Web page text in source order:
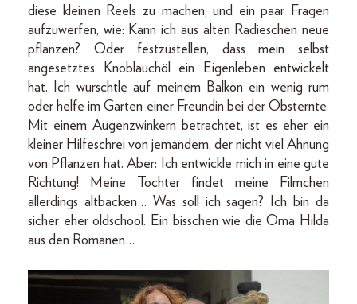
diese kleinen Reels zu machen, und ein paar Fragen
aufzuwerfen, wie: Kann ich aus alten Radieschen neue
pflanzen? Oder festzustellen, dass mein selbst
angesetztes Knoblauchöl ein Eigenleben entwickelt
hat. Ich wurschtle auf meinem Balkon ein wenig rum
oder helfe im Garten einer Freundin bei der Obsternte.
Mit einem Augenzwinkern betrachtet, ist es eher ein
kleiner Hilfeschrei von jemandem, der nicht viel Ahnung
von Pflanzen hat. Aber: Ich entwickle mich in eine gute
Richtung! Meine Tochter findet meine Filmchen
allerdings altbacken… Was soll ich sagen? Ich bin da
sicher eher oldschool. Ein bisschen wie die Oma Hilda
aus den Romanen…